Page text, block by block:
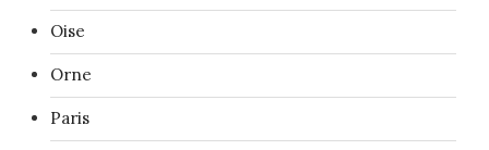
Oise
Orne
Paris